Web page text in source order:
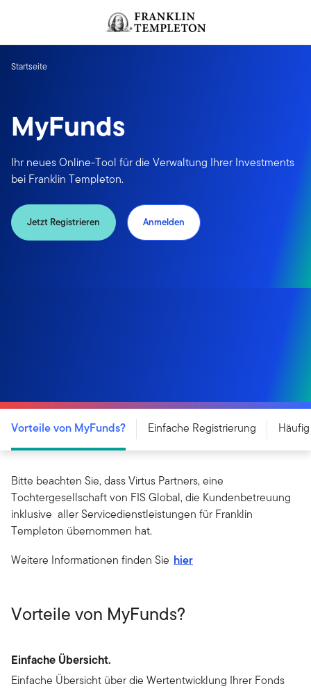
Header menu toggle
Startseite
MyFunds
Ihr neues Online-Tool für die Verwaltung Ihrer Investments
bei Franklin Templeton.
Jetzt Registrieren Anmelden
Vorteile von MyFunds? Einfache Registrierung
Bitte beachten Sie, dass Virtus Partners, eine
Tochtergesellschaft von FIS Global, die Kundenbetreuung
inklusive aller Servicedienstleistungen für Franklin
Templeton übernommen hat.
Weitere Informationen finden Sie hier
Vorteile von MyFunds?
Einfache Übersicht.
Einfache Übersicht über die Wertentwicklung Ihrer Fonds